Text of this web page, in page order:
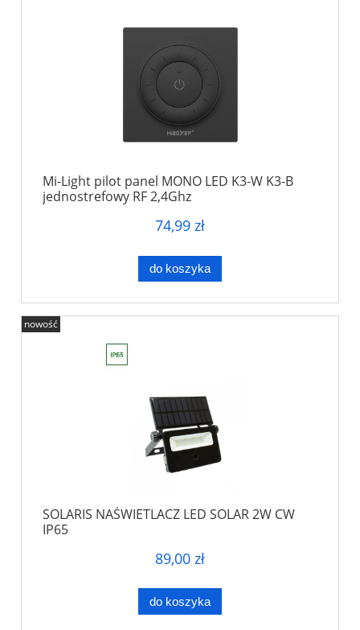
Mi-Light pilot panel MONO LED K3-W K3-B
jednostrefowy RF 2,4Ghz
74,99 zł
do koszyka
SOLARIS NAŚWIETLACZ LED SOLAR 2W CW
IP65
89,00 zł
do koszyka
nowość